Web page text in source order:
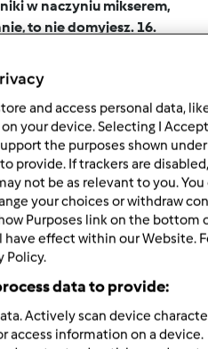
w naczyniu mikserem,
to nie domyjesz. 16.
zmian, włącz piekarnik.
po straż pożarną.
Po tych traumatycznych
schłodzona żubrówka i sok
strony
zarejestruj sięaby dodawać
and access personal data,
your device. Selecting I
the purposes shown
provide. If trackers are
not be as relevant to you. You
your choices or withdraw
Purposes link on the bottom
have effect within our Website.
Policy.
data to provide:
Actively scan device
access information on a device.